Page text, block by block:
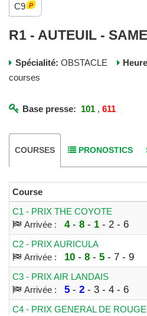
C9
Spécialité: OBSTACLE
courses
Base presse: 101 ,611
COURSES PRONOSTICS
Course
C1 - PRIX THE COYOTE
Arrivée :
4- 8- 1- 2 - 6
C2 - PRIX AURICULA
Arrivée :
10- 8- 5- 7 - 9
C3 - PRIX AIR LANDAIS
Arrivée :
5- 2- 3 - 4 - 6
C4 - PRIX GENERAL DE